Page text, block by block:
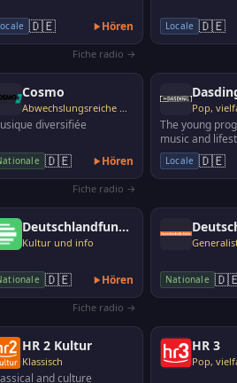
🇩🇪 Hören
Fiche radio →
Locale 🇩🇪
Cosmo
Abwechslungsreiche Musik
diversifiée
🇩🇪 Hören
Fiche radio →
Pop,
The young
music and
SWR. Radio in
Württemberg
P…
Locale 🇩🇪
Deutschlandfunk Nova
Kultur und info
🇩🇪 Hören
Fiche radio →
Nationale
HR 2 Kultur
Klassisch
and culture
HR 3
Pop,